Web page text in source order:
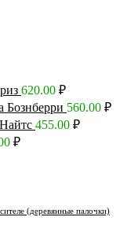
620.00 ₽
Бознберри 560.00 ₽
455.00 ₽
₽
(деревянные палочки)